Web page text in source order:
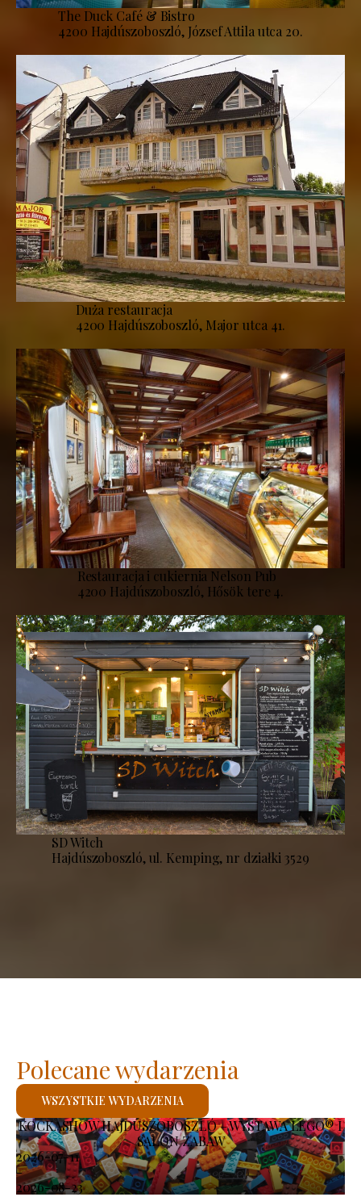
The Duck Café & Bistro
4200 Hajdúszoboszló, József Attila utca 20.
Duża restauracja
4200 Hajdúszoboszló, Major utca 41.
Restauracja i cukiernia Nelson Pub
4200 Hajdúszoboszló, Hősök tere 4.
SD Witch
Hajdúszoboszló, ul. Kemping, nr działki 3529
KOCKASHOW HAJDÚSZOBOSZLÓ – WYSTAWA LEGO® I
SALON ZABAW
2026-07-11
-
2026-08-23
Polecane wydarzenia
WSZYSTKIE WYDARZENIA